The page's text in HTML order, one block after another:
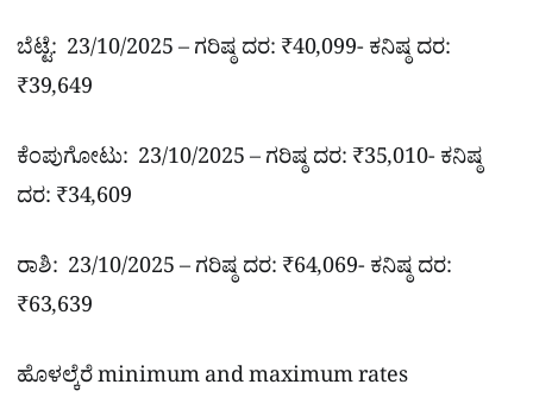
ಬೆಟ್ಟೆ: 23/10/2025 – ಗರಿಷ್ಠ ದರ: ₹40,099- ಕನಿಷ್ಠ ದರ:
₹39,649
ಕೆಂಪುಗೋಟು: 23/10/2025 – ಗರಿಷ್ಠ ದರ: ₹35,010- ಕನಿಷ್ಠ
ದರ: ₹34,609
ರಾಶಿ: 23/10/2025 – ಗರಿಷ್ಠ ದರ: ₹64,069- ಕನಿಷ್ಠ ದರ:
₹63,639
ಹೊಳಲ್ಕೆರೆ minimum and maximum rates